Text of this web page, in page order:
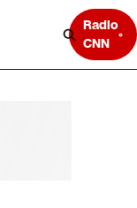
Radio
CNN